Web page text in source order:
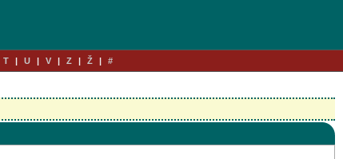
T U V Z Ž #